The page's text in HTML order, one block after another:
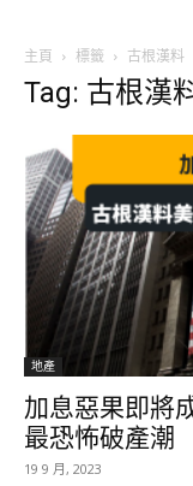
主頁 標籤 古根漢料
Tag: 古根漢
地產
加息惡果即將
最恐怖破產潮
19 9 月, 2023